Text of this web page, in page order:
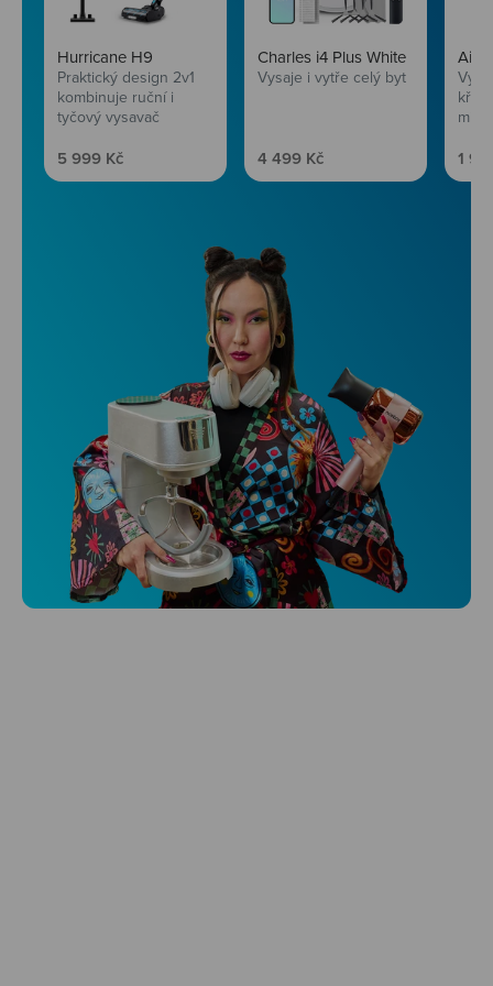
Hurricane H9
Praktický design 2v1
kombinuje ruční i
tyčový vysavač
Prodejní cena
5 999 Kč
Charles i4 Plus White
Vysaje i vytře celý byt
Prodejní cena
4 499 Kč 1
Niceboy ONE Ultra
Hlídá ti zdraví, spánek i pohyb a ještě k
tomu platí.